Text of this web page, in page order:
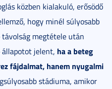
közben kialakuló, erősödő
hogy minél súlyosabb
megtétele után
állapotot jelent, ha a beteg
fájdalmat, hanem nyugalmi
stádiuma, amikor